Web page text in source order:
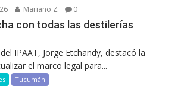
Mariano Z 0
con todas las destilerías
IPAAT, Jorge Etchandy, destacó la
el marco legal para...
Tucumán